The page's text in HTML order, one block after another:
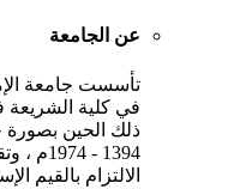
عن الجامعة
تأسست جامعة
ذلك الحين
1394 -
الالتزام بالقيم